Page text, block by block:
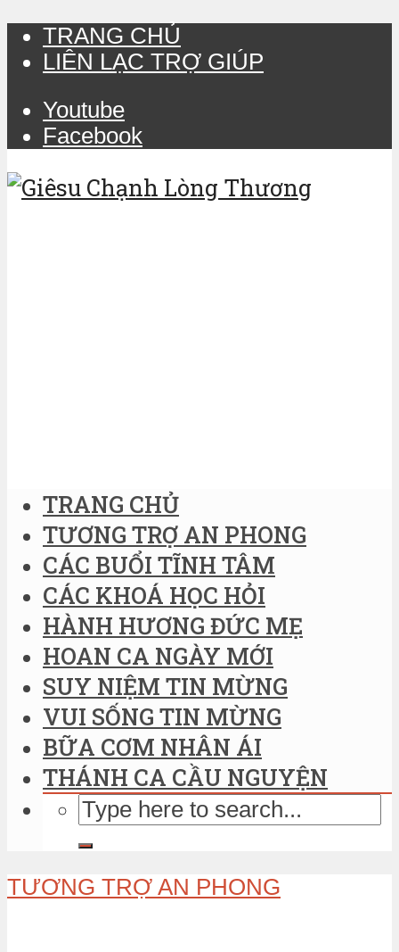
TRANG CHỦ
LIÊN LẠC TRỢ GIÚP
Youtube
Facebook
TRANG CHỦ
TƯƠNG TRỢ AN PHONG
CÁC BUỔI TĨNH TÂM
CÁC KHOÁ HỌC HỎI
HÀNH HƯƠNG ĐỨC MẸ
HOAN CA NGÀY MỚI
SUY NIỆM TIN MỪNG
VUI SỐNG TIN MỪNG
BỮA CƠM NHÂN ÁI
THÁNH CA CẦU NGUYỆN
TƯƠNG TRỢ AN PHONG